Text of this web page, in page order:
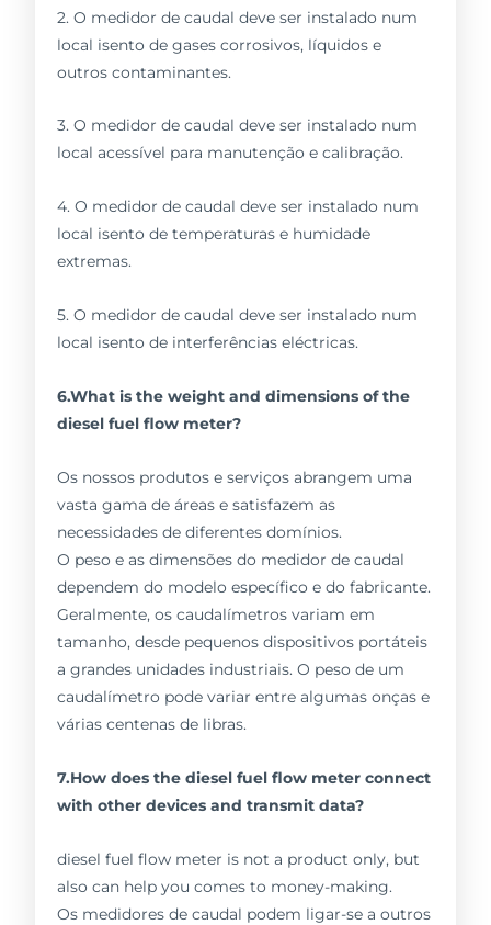
2. O medidor de caudal deve ser instalado num
local isento de gases corrosivos, líquidos e
outros contaminantes.
3. O medidor de caudal deve ser instalado num
local acessível para manutenção e calibração.
4. O medidor de caudal deve ser instalado num
local isento de temperaturas e humidade
extremas.
5. O medidor de caudal deve ser instalado num
local isento de interferências eléctricas.
6.What is the weight and dimensions of the
diesel fuel flow meter?
Os nossos produtos e serviços abrangem uma
vasta gama de áreas e satisfazem as
necessidades de diferentes domínios.
O peso e as dimensões do medidor de caudal
dependem do modelo específico e do fabricante.
Geralmente, os caudalímetros variam em
tamanho, desde pequenos dispositivos portáteis
a grandes unidades industriais. O peso de um
caudalímetro pode variar entre algumas onças e
várias centenas de libras.
7.How does the diesel fuel flow meter connect
with other devices and transmit data?
diesel fuel flow meter is not a product only, but
also can help you comes to money-making.
Os medidores de caudal podem ligar-se a outros